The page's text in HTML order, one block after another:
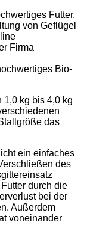
Futter,
von Geflügel
Firma
Bio-
1,0 kg bis 4,0 kg
das
ein einfaches
des
durch die
bei der
Außerdem
voneinander